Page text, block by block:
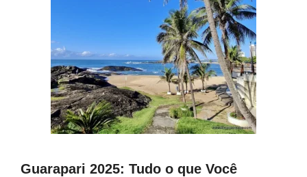
Guarapari 2025: Tudo o que Você